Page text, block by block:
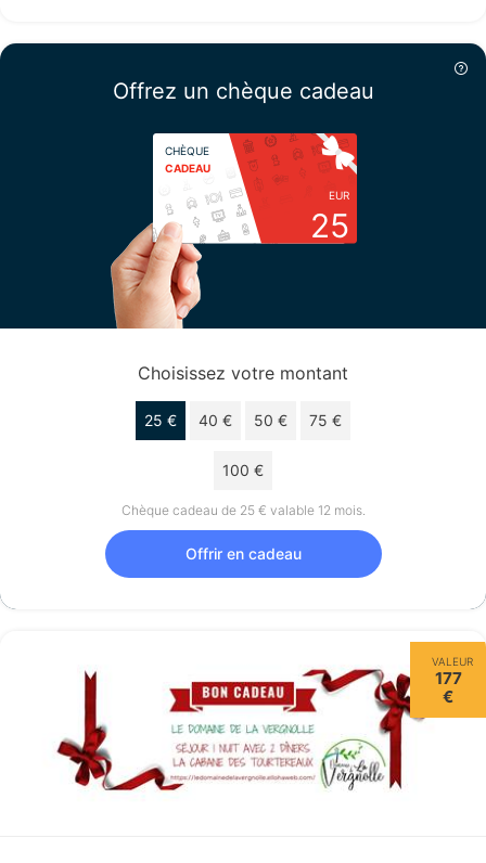
Offrez un chèque cadeau
CHÈQUE
CADEAU
EUR
25
Choisissez votre montant
25 € 40 € 50 € 75 €
100 €
Chèque cadeau de 25 € valable 12 mois.
Offrir en cadeau
VALEUR
177
€